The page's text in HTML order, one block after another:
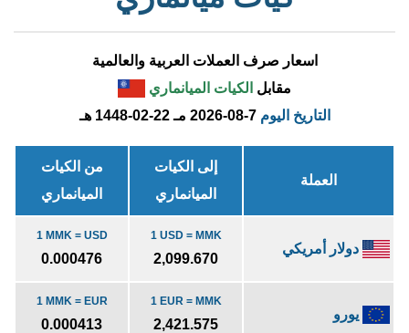
اسعار صرف العملات العربية والعالمية
مقابل الكيات الميانماري
التاريخ اليوم 2026-08-7 مـ 1448-02-22 هـ
العملة
إلى الكيات
الميانماري
من الكيات
الميانماري
دولار أمريكي
1 USD = MMK
2,099.670
1 MMK = USD
0.000476
يورو
1 EUR = MMK
2,421.575
1 MMK = EUR
0.000413